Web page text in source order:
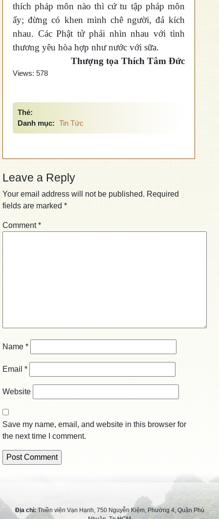
thích pháp môn nào thì cứ tu tập pháp môn
ấy; đừng có khen mình chê người, đả kích
nhau. Các Phật tử phải nhìn nhau với tình
thương yêu hòa hợp như nước với sữa.
Thượng tọa Thích Tâm Đức
Views: 578
Thẻ:
Danh mục: Tin Tức
Leave a Reply
Your email address will not be published. Required
fields are marked *
Comment*
Name *
Email *
Website
Save my name, email, and website in this browser for
the next time I comment.
Địa chỉ:Thiền viện Vạn Hạnh, 750 Nguyễn Kiệm, Phường 4, Quận Phú